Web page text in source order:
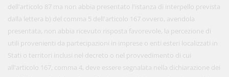
dell'articolo 87 ma non abbia presentato l'istanza di interpello prevista
dalla lettera b) del comma 5 dell'articolo 167 ovvero, avendola
presentata, non abbia ricevuto risposta favorevole, la percezione di
utili provenienti da partecipazioni in imprese o enti esteri localizzati in
Stati o territori inclusi nel decreto o nel provvedimento di cui
all'articolo 167, comma 4, deve essere segnalata nella dichiarazione dei